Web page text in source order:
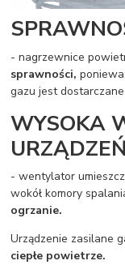
- nagrzewnice
sprawności,
gazu jest
WYSOKA
URZĄDZEŃ
- wentylator
wokół komory
ogrzanie.
Urządzenie zasilane
ciepłe powietrze.